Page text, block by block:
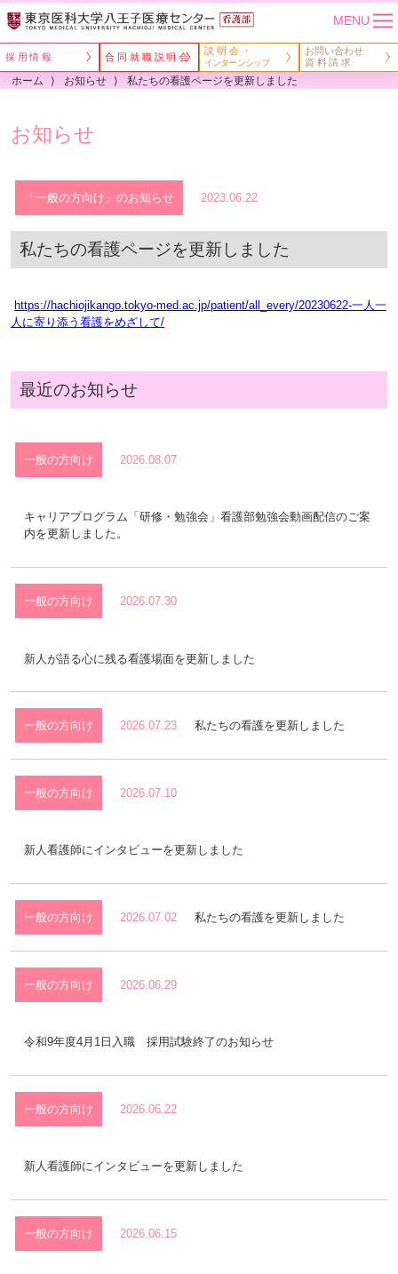
MENU
採用情報 合同就職説明会
説明会・
インターンシップ
お問い合わせ
資料請求
ホーム
お知らせ 私たちの看護ページを更新しました
お知らせ
「一般の方向け」のお知らせ 2023.06.22
私たちの看護ページを更新しました
https://hachiojikango.tokyo-med.ac.jp/patient/all_every/20230622-一人一
人に寄り添う看護をめざして/
最近のお知らせ
一般の方向け 2026.08.07
キャリアプログラム「研修・勉強会」看護部勉強会動画配信のご案
内を更新しました。
一般の方向け 2026.07.30
新人が語る心に残る看護場面を更新しました
一般の方向け 2026.07.23 私たちの看護を更新しました
一般の方向け 2026.07.10
新人看護師にインタビューを更新しました
一般の方向け 2026.07.02 私たちの看護を更新しました
一般の方向け 2026.06.29
令和9年度4月1日入職 採用試験終了のお知らせ
一般の方向け 2026.06.22
新人看護師にインタビューを更新しました
一般の方向け 2026.06.15
看護継続教育
新人ナース教育
臨時職員募集